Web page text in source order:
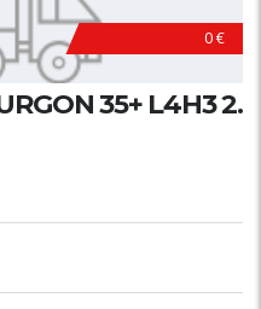
0 €
35+ L4H3 2.